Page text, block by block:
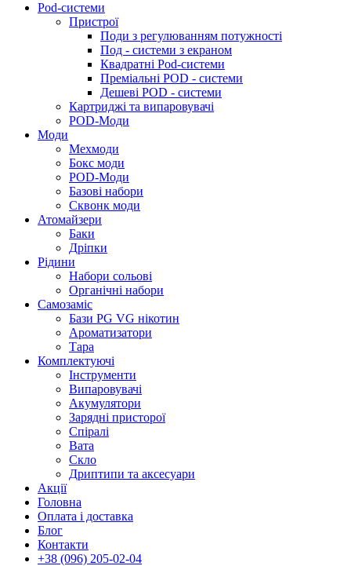
Pod-системи
Пристрої
Поди з регулюванням потужності
Под - системи з екраном
Квадратні Pod-системи
Преміальні POD - системи
Дешеві POD - системи
Картриджі та випаровувачі
POD-Моди
Моди
Мехмоди
Бокс моди
POD-Моди
Базові набори
Сквонк моди
Атомайзери
Баки
Дріпки
Рідини
Набори сольові
Органічні набори
Самозаміс
Бази PG VG нікотин
Ароматизатори
Тара
Комплектуючі
Інструменти
Випаровувачі
Акумулятори
Зарядні присторої
Спіралі
Вата
Скло
Дриптипи та аксесуари
Акції
Головна
Оплата і доставка
Блог
Контакти
+38 (096) 205-02-04